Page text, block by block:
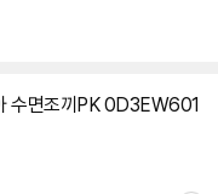
수면조끼PK 0D3EW601